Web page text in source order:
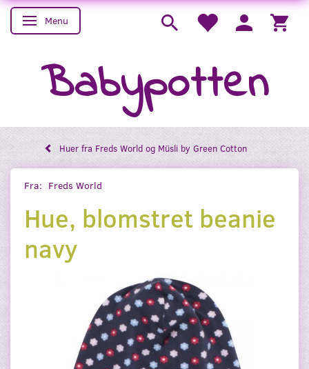
Skifte navigation
Menu
Babypotten
Huer fra Freds World og Müsli by Green Cotton
Fra: Freds World
Hue, blomstret beanie
navy